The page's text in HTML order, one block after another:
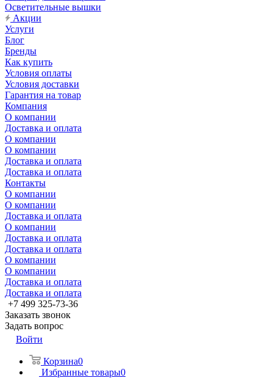
Осветительные вышки
Акции
Услуги
Блог
Бренды
Как купить
Условия оплаты
Условия доставки
Гарантия на товар
Компания
О компании
Доставка и оплата
О компании
О компании
Доставка и оплата
Доставка и оплата
Контакты
О компании
О компании
Доставка и оплата
О компании
Доставка и оплата
Доставка и оплата
О компании
О компании
Доставка и оплата
Доставка и оплата
+7 499 325-73-36
Заказать звонок
Задать вопрос
Войти
Корзина0
Избранные товары0